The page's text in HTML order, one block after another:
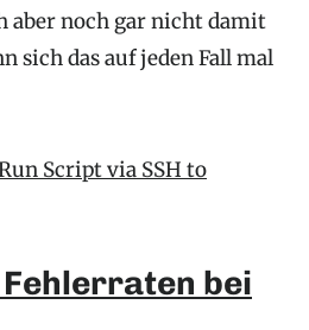
aber noch gar nicht damit
sich das auf jeden Fall mal
Script via SSH to
bei